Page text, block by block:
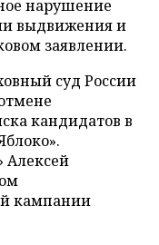
нарушение
выдвижения и
заявлении.
суд России
кандидатов в
Алексей
кампании